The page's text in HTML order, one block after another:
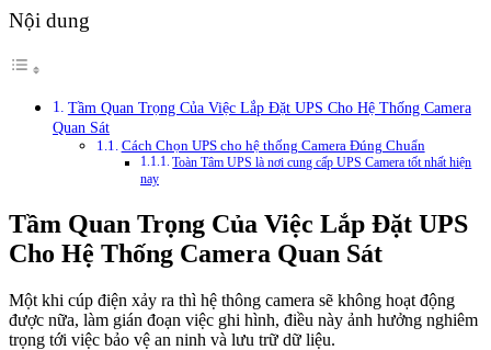
Nội dung
Tầm Quan Trọng Của Việc Lắp Đặt UPS Cho Hệ Thống Camera
Quan Sát
Cách Chọn UPS cho hệ thống Camera Đúng Chuẩn
Toàn Tâm UPS là nơi cung cấp UPS Camera tốt nhất hiện
nay
Tầm Quan Trọng Của Việc Lắp Đặt UPS
Cho Hệ Thống Camera Quan Sát
Một khi cúp điện xảy ra thì hệ thông camera sẽ không hoạt động
được nữa, làm gián đoạn việc ghi hình, điều này ảnh hưởng nghiêm
trọng tới việc bảo vệ an ninh và lưu trữ dữ liệu.